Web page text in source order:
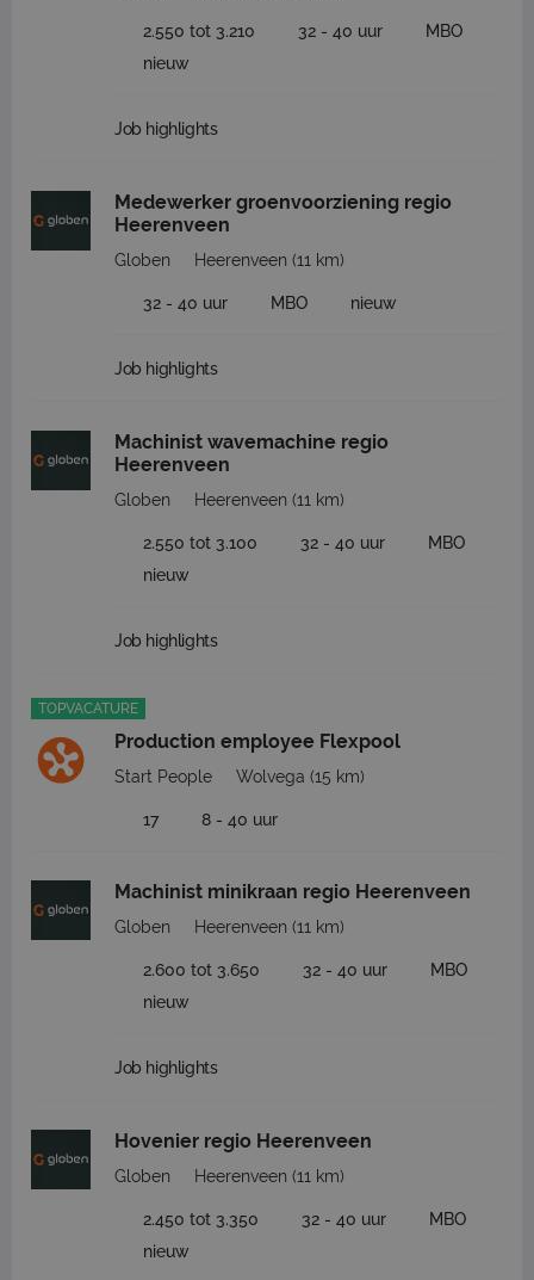
2.550 tot 3.210 32 - 40 uur
MBO
nieuw
Job highlights
Medewerker groenvoorziening regio
Heerenveen
Globen Heerenveen (11 km)
32 - 40 uur MBO nieuw
Job highlights
Machinist wavemachine regio
Heerenveen
Globen Heerenveen (11 km)
2.550 tot 3.100 32 - 40 uur
MBO
nieuw
Job highlights
TOPVACATURE
Production employee Flexpool
Start People Wolvega (15 km)
17 8 - 40 uur
Machinist minikraan regio Heerenveen
Globen Heerenveen (11 km)
2.600 tot 3.650 32 - 40 uur
MBO
nieuw
Job highlights
Hovenier regio Heerenveen
Globen Heerenveen (11 km)
2.450 tot 3.350 32 - 40 uur
MBO
nieuw